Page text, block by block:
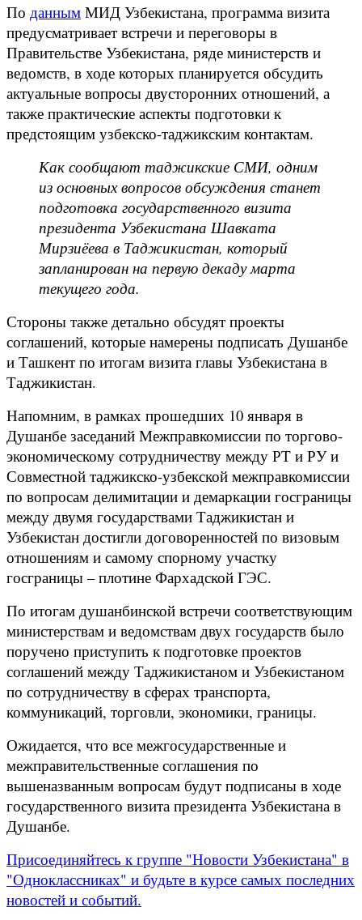
По данным МИД Узбекистана, программа визита
предусматривает встречи и переговоры в
Правительстве Узбекистана, ряде министерств и
ведомств, в ходе которых планируется обсудить
актуальные вопросы двусторонних отношений, а
также практические аспекты подготовки к
предстоящим узбекско-таджикским контактам.
Как сообщают таджикские СМИ, одним
из основных вопросов обсуждения станет
подготовка государственного визита
президента Узбекистана Шавката
Мирзиёева в Таджикистан, который
запланирован на первую декаду марта
текущего года.
Стороны также детально обсудят проекты
соглашений, которые намерены подписать Душанбе
и Ташкент по итогам визита главы Узбекистана в
Таджикистан.
Напомним, в рамках прошедших 10 января в
Душанбе заседаний Межправкомиссии по торгово-
экономическому сотрудничеству между РТ и РУ и
Совместной таджикско-узбекской межправкомиссии
по вопросам делимитации и демаркации госграницы
между двумя государствами Таджикистан и
Узбекистан достигли договоренностей по визовым
отношениям и самому спорному участку
госграницы – плотине Фархадской ГЭС.
По итогам душанбинской встречи соответствующим
министерствам и ведомствам двух государств было
поручено приступить к подготовке проектов
соглашений между Таджикистаном и Узбекистаном
по сотрудничеству в сферах транспорта,
коммуникаций, торговли, экономики, границы.
Ожидается, что все межгосударственные и
межправительственные соглашения по
вышеназванным вопросам будут подписаны в ходе
государственного визита президента Узбекистана в
Душанбе.
Присоединяйтесь к группе "Новости Узбекистана" в
"Одноклассниках" и будьте в курсе самых последних
новостей и событий.